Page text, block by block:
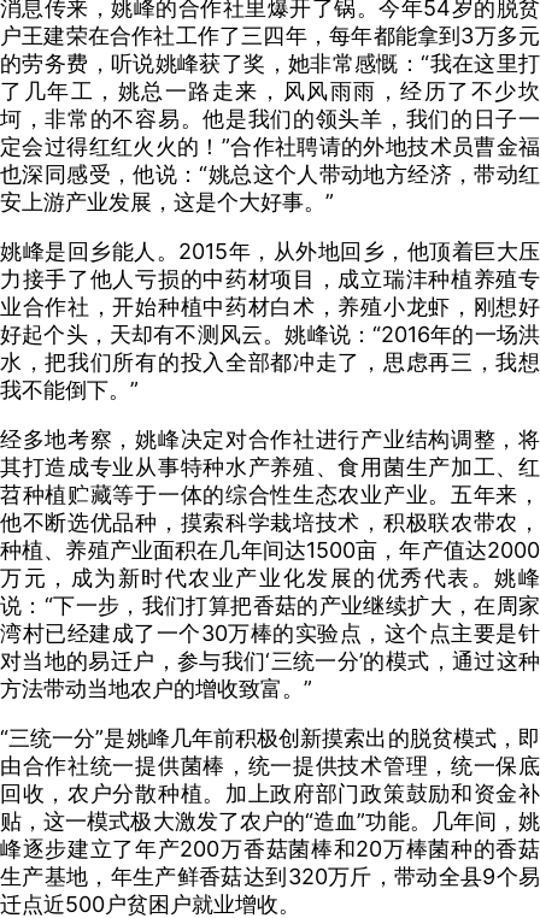
消息传来，姚峰的合作社里爆开了锅。今年54岁的脱贫
户王建荣在合作社工作了三四年，每年都能拿到3万多元
的劳务费，听说姚峰获了奖，她非常感慨：“我在这里打
了几年工，姚总一路走来，风风雨雨，经历了不少坎
坷，非常的不容易。他是我们的领头羊，我们的日子一
定会过得红红火火的！”合作社聘请的外地技术员曹金福
也深同感受，他说：“姚总这个人带动地方经济，带动红
安上游产业发展，这是个大好事。”
姚峰是回乡能人。2015年，从外地回乡，他顶着巨大压
力接手了他人亏损的中药材项目，成立瑞沣种植养殖专
业合作社，开始种植中药材白术，养殖小龙虾，刚想好
好起个头，天却有不测风云。姚峰说：“2016年的一场洪
水，把我们所有的投入全部都冲走了，思虑再三，我想
我不能倒下。”
经多地考察，姚峰决定对合作社进行产业结构调整，将
其打造成专业从事特种水产养殖、食用菌生产加工、红
苕种植贮藏等于一体的综合性生态农业产业。五年来，
他不断选优品种，摸索科学栽培技术，积极联农带农，
种植、养殖产业面积在几年间达1500亩，年产值达2000
万元，成为新时代农业产业化发展的优秀代表。姚峰
说：“下一步，我们打算把香菇的产业继续扩大，在周家
湾村已经建成了一个30万棒的实验点，这个点主要是针
对当地的易迁户，参与我们‘三统一分’的模式，通过这种
方法带动当地农户的增收致富。”
“三统一分”是姚峰几年前积极创新摸索出的脱贫模式，即
由合作社统一提供菌棒，统一提供技术管理，统一保底
回收，农户分散种植。加上政府部门政策鼓励和资金补
贴，这一模式极大激发了农户的“造血”功能。几年间，姚
峰逐步建立了年产200万香菇菌棒和20万棒菌种的香菇
生产基地，年生产鲜香菇达到320万斤，带动全县9个易
迁点近500户贫困户就业增收。